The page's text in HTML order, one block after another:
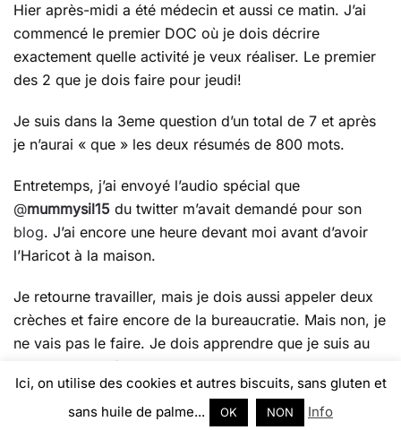
à
pas
–
deuxième
Hier après-midi a été médecin et aussi ce matin. J’ai
commencé le premier DOC où je dois décrire
exactement quelle activité je veux réaliser. Le premier
des 2 que je dois faire pour jeudi!
Je suis dans la 3eme question d’un total de 7 et après
je n’aurai « que » les deux résumés de 800 mots.
Entretemps, j’ai envoyé l’audio spécial que
@mummysil15 du twitter m’avait demandé pour son
blog. J’ai encore une heure devant moi avant d’avoir
l’Haricot à la maison.
Je retourne travailler, mais je dois aussi appeler deux
crèches et faire encore de la bureaucratie. Mais non, je
ne vais pas le faire. Je dois apprendre que je suis au
travail, je dois faire mes choses! Je vais donc
continuer avec les documents.
Ici, on utilise des cookies et autres biscuits, sans gluten et
sans huile de palme...
OK NON Info